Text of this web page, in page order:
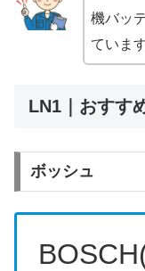
機バッ
ています
LN1｜おすす
ボッシュ